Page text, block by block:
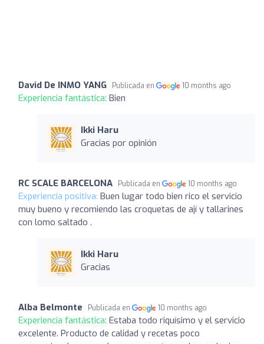
David De INMO YANG Publicada en 10 months ago
Experiencia fantástica: Bien
Ikki Haru
Gracias por opinión
RC SCALE BARCELONA Publicada en 10 months ago
Experiencia positiva: Buen lugar todo bien rico el servicio
muy bueno y recomiendo las croquetas de ají y tallarines
con lomo saltado .
Ikki Haru
Gracias
Alba Belmonte Publicada en 10 months ago
Experiencia fantástica: Estaba todo riquísimo y el servicio
excelente. Producto de calidad y recetas poco